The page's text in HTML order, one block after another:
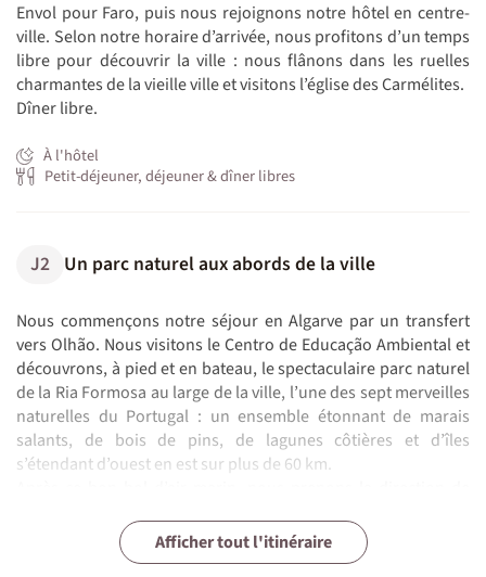
Envol pour Faro, puis nous rejoignons notre hôtel en centre-
ville. Selon notre horaire d’arrivée, nous profitons d’un temps
libre pour découvrir la ville : nous flânons dans les ruelles
charmantes de la vieille ville et visitons l’église des Carmélites.
Dîner libre.
À l'hôtel
Petit-déjeuner, déjeuner & dîner libres
J2 Un parc naturel aux abords de la ville
Nous commençons notre séjour en Algarve par un transfert
vers Olhão. Nous visitons le Centro de Educação Ambiental et
découvrons, à pied et en bateau, le spectaculaire parc naturel
de la Ria Formosa au large de la ville, l’une des sept merveilles
naturelles du Portugal : un ensemble étonnant de marais
salants, de bois de pins, de lagunes côtières et d’îles
s’étendant d’ouest en est sur plus de 60 km.
les deux prochaines nuits.
Dîner au restaurant.
L'arrière pays bucolique de la Serra do
Caldeirão
De la montagne à l'océan.
Sagres et sortie cétacés
Sur la route Vicentine entre falaises et
patrimoine
Il est venu le temps des au-revoirs
Afficher tout l'itinéraire